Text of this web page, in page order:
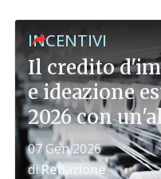
INCENTIVI
Il credito
e ideazione
2026 con
07 Gen 2026
diRedazione